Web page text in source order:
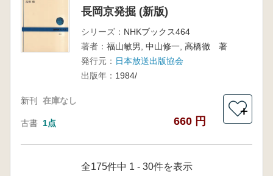
長岡京発掘 (新版)
シリーズ： NHKブックス464
著者： 福山敏男, 中山修一, 高橋徹 著
発行元： 日本放送出版協会
出版年： 1984/
新刊 在庫なし
古書 1点 660 円
＋
全175件中 1 - 30件を表示